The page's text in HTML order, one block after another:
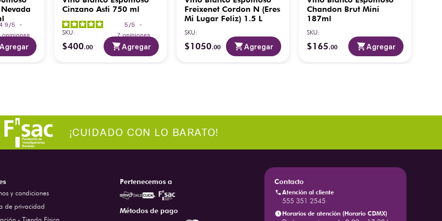
4.9 /5
-
opiniones
Agregar
Cinzano Asti 750 ml
5 /5
-
7 opiniones
SKU:
$400.00 Agregar
Freixenet Cordon N (Eres
Mi Lugar Feliz) 1.5 L
SKU:
$1050.00 Agregar
Chandon Brut Mini
187ml
SKU:
$165.00 Agregar
y condiciones
de privacidad
Pertenecemos a
Métodos de pago
Contacto
Atención al cliente
555 351 2545
Horarios de atención (Horario CDMX)